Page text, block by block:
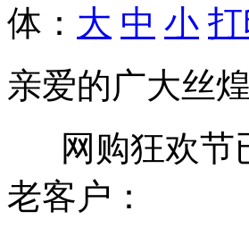
体： 大 中 小
亲爱的广大丝
网购狂欢节
老客户：